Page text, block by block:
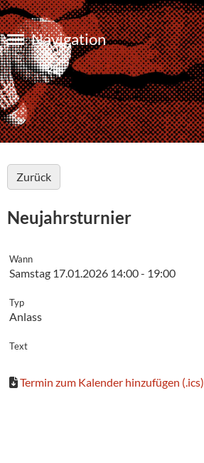
Navigation
Zurück
Neujahrsturnier
Wann
Samstag 17.01.2026 14:00 - 19:00
Typ
Anlass
Text
Termin zum Kalender hinzufügen (.ics)